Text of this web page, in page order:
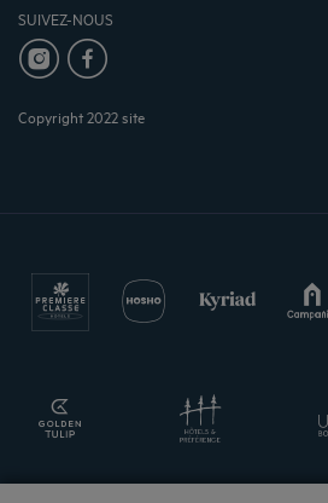
SUIVEZ-NOUS
Copyright 2022 site